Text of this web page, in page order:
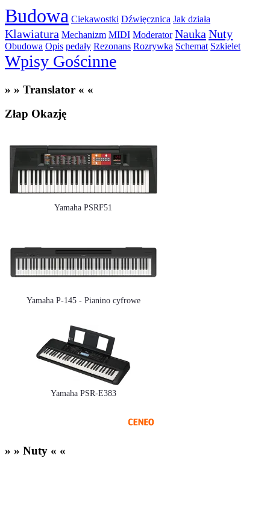
Budowa Ciekawostki Dźwięcznica Jak działa
Klawiatura Mechanizm MIDI Moderator Nauka Nuty
Obudowa Opis pedały Rezonans Rozrywka Schemat Szkielet
Wpisy Gościnne
» » Translator « «
Złap Okazję
Yamaha PSRF51
Yamaha P-145 - Pianino cyfrowe
Yamaha PSR-E383
» » Nuty « «